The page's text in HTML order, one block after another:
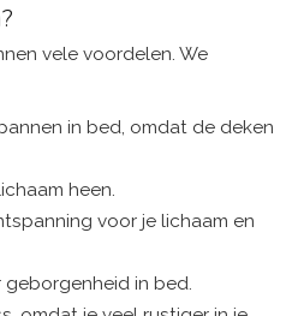
vele voordelen. We
in bed, omdat de deken
heen.
voor je lichaam en
in bed.